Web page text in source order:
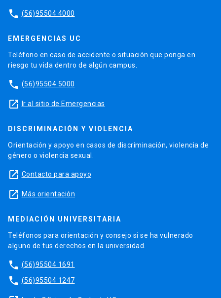
phone (56)95504 4000
EMERGENCIAS UC
Teléfono en caso de accidente o situación que ponga en
riesgo tu vida dentro de algún campus.
phone (56)95504 5000
launch Ir al sitio de Emergencias
DISCRIMINACIÓN Y VIOLENCIA
Orientación y apoyo en casos de discriminación, violencia de
género o violencia sexual.
launch Contacto para apoyo
launch Más orientación
MEDIACIÓN UNIVERSITARIA
Teléfonos para orientación y consejo si se ha vulnerado
alguno de tus derechos en la universidad.
phone (56)95504 1691
phone (56)95504 1247